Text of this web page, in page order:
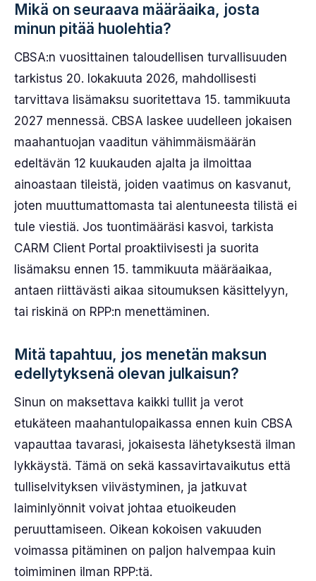
Mikä on seuraava määräaika, josta
minun pitää huolehtia?
CBSA:n vuosittainen taloudellisen turvallisuuden
tarkistus 20. lokakuuta 2026, mahdollisesti
tarvittava lisämaksu suoritettava 15. tammikuuta
2027 mennessä. CBSA laskee uudelleen jokaisen
maahantuojan vaaditun vähimmäismäärän
edeltävän 12 kuukauden ajalta ja ilmoittaa
ainoastaan tileistä, joiden vaatimus on kasvanut,
joten muuttumattomasta tai alentuneesta tilistä ei
tule viestiä. Jos tuontimääräsi kasvoi, tarkista
CARM Client Portal proaktiivisesti ja suorita
lisämaksu ennen 15. tammikuuta määräaikaa,
antaen riittävästi aikaa sitoumuksen käsittelyyn,
tai riskinä on RPP:n menettäminen.
Mitä tapahtuu, jos menetän maksun
edellytyksenä olevan julkaisun?
Sinun on maksettava kaikki tullit ja verot
etukäteen maahantulopaikassa ennen kuin CBSA
vapauttaa tavarasi, jokaisesta lähetyksestä ilman
lykkäystä. Tämä on sekä kassavirtavaikutus että
tulliselvityksen viivästyminen, ja jatkuvat
laiminlyönnit voivat johtaa etuoikeuden
peruuttamiseen. Oikean kokoisen vakuuden
voimassa pitäminen on paljon halvempaa kuin
toimiminen ilman RPP:tä.